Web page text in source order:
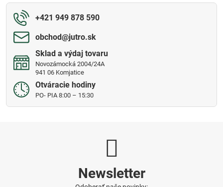
+421 949 878 590
obchod​@jutro​.sk
Sklad a výdaj tovaru
Novozámocká 2004/24A
941 06 Komjatice
Otváracie hodiny
PO- PIA 8:00 – 15:30
Newsletter